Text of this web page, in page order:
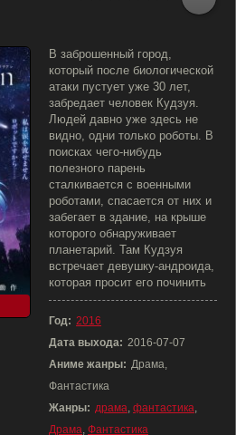
В заброшенный город,
который после биологической
атаки пустует уже 30 лет,
забредает человек Кудзуя.
Людей давно уже здесь не
видно, одни только роботы. В
поисках чего-нибудь
полезного парень
сталкивается с военными
роботами, спасается от них и
забегает в здание, на крыше
которого обнаруживает
планетарий. Там Кудзуя
встречает девушку-андроида,
которая просит его починить
Год: 2016
Дата выхода: 2016-07-07
Аниме жанры: Драма,
Фантастика
Жанры: драма, фантастика,
Драма, Фантастика